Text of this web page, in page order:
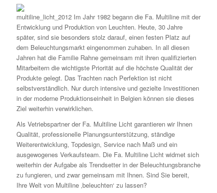
Im Jahr 1982 begann die Fa. Multiline mit der
Entwicklung und Produktion von Leuchten. Heute, 30 Jahre
später, sind sie besonders stolz darauf, einen festen Platz auf
dem Beleuchtungsmarkt eingenommen zuhaben. In all diesen
Jahren hat die Familie Rahne gemeinsam mit ihren qualifizierten
Mitarbeitern die wichtigste Priorität auf die höchste Qualität der
Produkte gelegt. Das Trachten nach Perfektion ist nicht
selbstverständlich. Nur durch intensive und gezielte Investitionen
in der moderne Produktionseinheit in Belgien können sie dieses
Ziel weiterhin verwirklichen.
Als Vetriebspartner der Fa. Multiline Licht garantieren wir Ihnen
Qualität, professionelle Planungsunterstützung, ständige
Weiterentwicklung, Topdesign, Service nach Maß und ein
ausgewogenes Verkaufsteam. Die Fa. Multiline Licht widmet sich
weiterhin der Aufgabe als Trendsetter in der Beleuchtungsbranche
zu fungieren, und zwar gemeinsam mit Ihnen. Sind Sie bereit,
Ihre Welt von Multiline ‚beleuchten‘ zu lassen?